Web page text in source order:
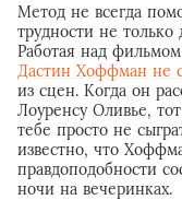
Метод не всегда
трудности не только
Работая над фильмом
Дастин Хоффман не
из сцен. Когда он
Лоуренсу Оливье,
тебе просто не
известно, что
правдоподобности
ночи на вечеринках.